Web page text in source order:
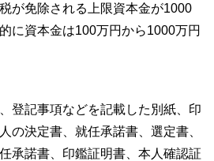
が免除される上限資本金が1000
に資本金は100万円から1000万円
登記事項などを記載した別紙、印
の決定書、就任承諾書、選定書、
承諾書、印鑑証明書、本人確認証